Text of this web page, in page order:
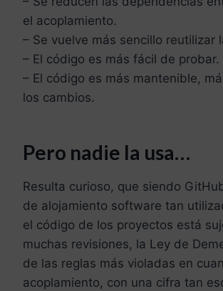
el acoplamiento.
– Se vuelve más sencillo reutilizar
– El código es más fácil de probar.
– El código es más mantenible,
los cambios.
Pero nadie la usa…
Resulta curioso, que siendo
de alojamiento software tan
el código de los proyectos está
muchas revisiones, la Ley de
de las reglas más violadas en
acoplamiento, con una cifra tan